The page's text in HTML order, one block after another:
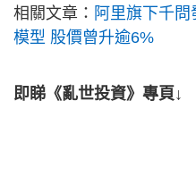
相關文章： 阿里旗下千
模型 股價曾升逾6%
即睇《亂世投資》專頁↓